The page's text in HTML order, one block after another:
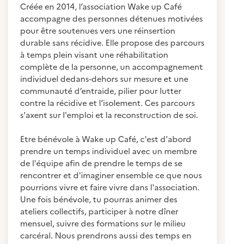
Créée en 2014, l’association Wake up Café
accompagne des personnes détenues motivées
pour être soutenues vers une réinsertion
durable sans récidive. Elle propose des parcours
à temps plein visant une réhabilitation
complète de la personne, un accompagnement
individuel dedans-dehors sur mesure et une
communauté d’entraide, pilier pour lutter
contre la récidive et l’isolement. Ces parcours
s'axent sur l'emploi et la reconstruction de soi.
Etre bénévole à Wake up Café, c'est d'abord
prendre un temps individuel avec un membre
de l'équipe afin de prendre le temps de se
rencontrer et d'imaginer ensemble ce que nous
pourrions vivre et faire vivre dans l'association.
Une fois bénévole, tu pourras animer des
ateliers collectifs, participer à notre dîner
mensuel, suivre des formations sur le milieu
carcéral. Nous prendrons aussi des temps en